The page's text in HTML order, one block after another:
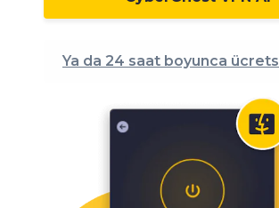
Ya da 24 saat boyunca